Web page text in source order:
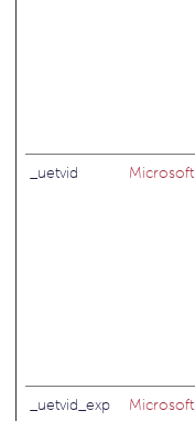
_uetvid Microsoft
_uetvid_exp Microsoft